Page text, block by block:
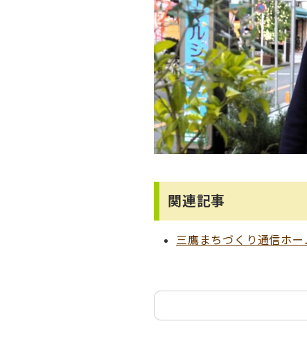
関連記事
三鷹まちづくり通信ホー